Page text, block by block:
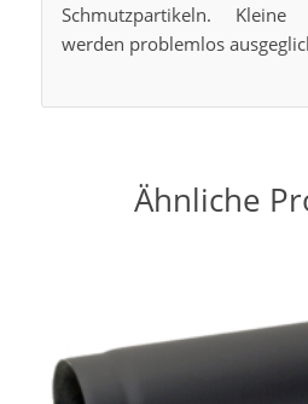
Schmutzpartikeln. Kleine
werden problemlos
Ähnliche